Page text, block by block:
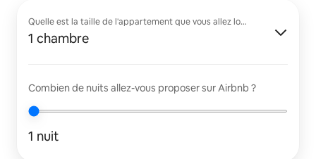
Quelle est la taille de l'appartement que vous allez louer ?
1 chambre
Combien de nuits allez-vous proposer sur Airbnb ?
1 nuit